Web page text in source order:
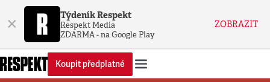
× Týdeník Respekt
Respekt Media
ZDARMA - na Google Play
ZOBRAZIT
Koupit předplatné